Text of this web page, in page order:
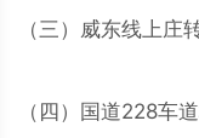
（三）威东线上庄
（四）国道228车